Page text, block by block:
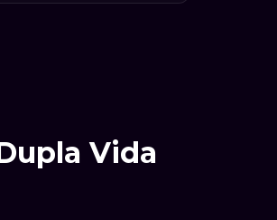
Vida